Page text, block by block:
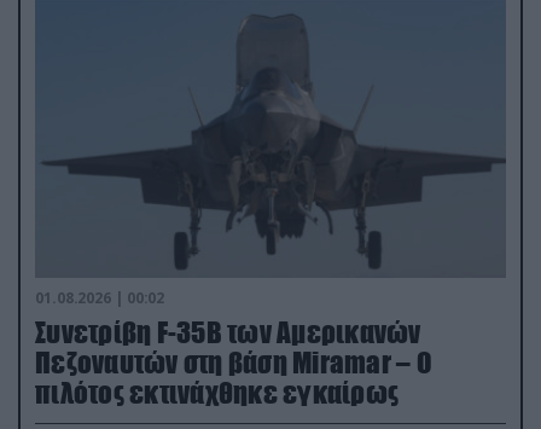
01.08.2026 | 00:02
Συνετρίβη F-35B των Αμερικανών
Πεζοναυτών στη βάση Miramar – Ο
πιλότος εκτινάχθηκε εγκαίρως